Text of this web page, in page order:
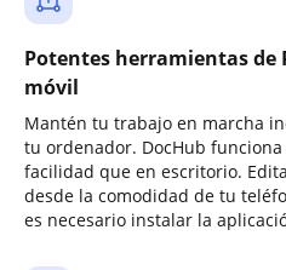
Potentes herramientas de
móvil
Mantén tu trabajo en marcha
tu ordenador. DocHub
facilidad que en escritorio.
desde la comodidad de tu
es necesario instalar la